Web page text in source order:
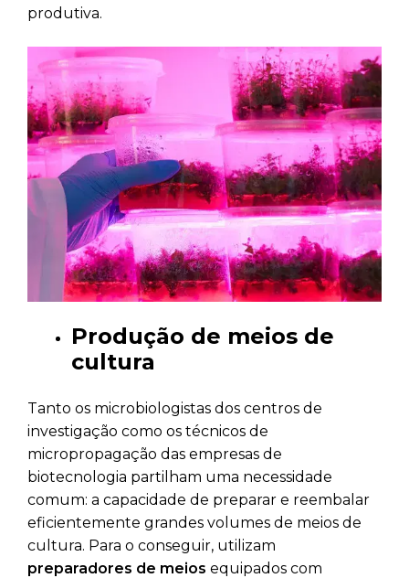
produtiva.
Produção de meios de
cultura
Tanto os microbiologistas dos centros de
investigação como os técnicos de
micropropagação das empresas de
biotecnologia partilham uma necessidade
comum: a capacidade de preparar e reembalar
eficientemente grandes volumes de meios de
cultura. Para o conseguir, utilizam
preparadores de meios equipados com